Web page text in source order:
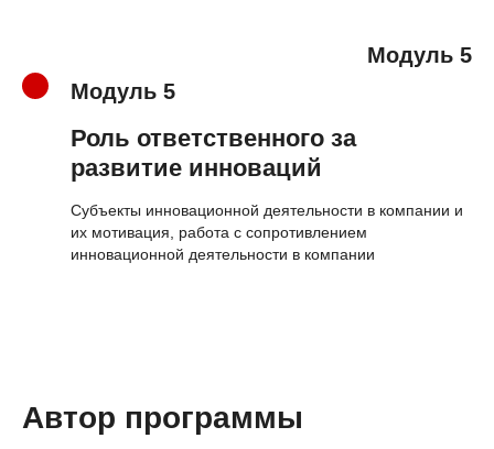
Модуль 5
Модуль 5
Роль ответственного за
развитие инноваций
Субъекты инновационной деятельности в компании и
их мотивация, работа с сопротивлением
инновационной деятельности в компании
Автор программы